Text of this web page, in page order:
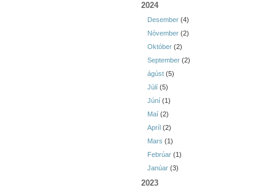
2024
Desember (4)
Nóvember (2)
Október (2)
September (2)
ágúst (5)
Júlí (5)
Júní (1)
Maí (2)
Apríl (2)
Mars (1)
Febrúar (1)
Janúar (3)
2023